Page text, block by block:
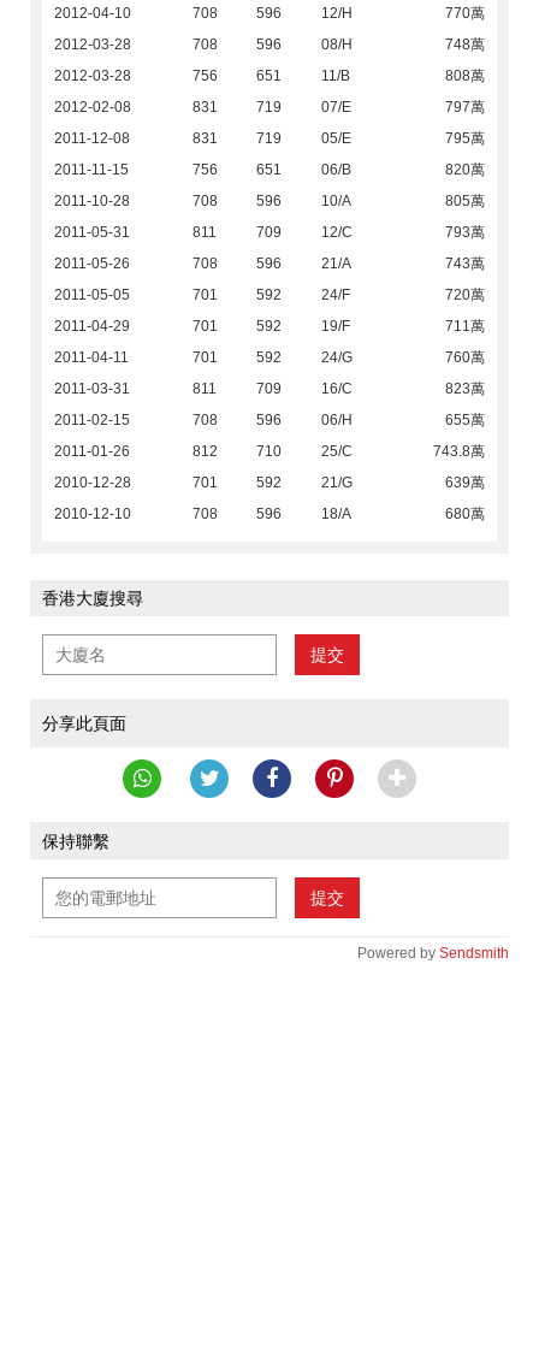
2012-04-10
708 596 12/H
770萬
2012-03-28
708 596 08/H
748萬
2012-03-28
756 651 11/B
808萬
2012-02-08
831 719 07/E
797萬
2011-12-08
831 719 05/E
795萬
2011-11-15
756 651 06/B
820萬
2011-10-28
708 596 10/A
805萬
2011-05-31
811 709 12/C
793萬
2011-05-26
708 596 21/A
743萬
2011-05-05
701 592 24/F
720萬
2011-04-29
701 592 19/F
711萬
2011-04-11
701 592 24/G
760萬
2011-03-31
811 709 16/C
823萬
2011-02-15
708 596 06/H
655萬
2011-01-26
812 710 25/C
743.8萬
2010-12-28
701 592 21/G
639萬
2010-12-10
708 596 18/A 680萬
香港大廈搜尋
提交
分享此頁面
保持聯繫
提交
Powered by Sendsmith